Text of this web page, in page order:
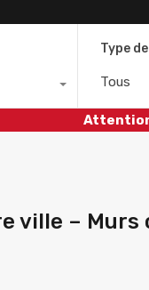
Type
Tous
ville –